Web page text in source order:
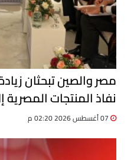
مصر والصين تبحثان
نفاذ المنتجات